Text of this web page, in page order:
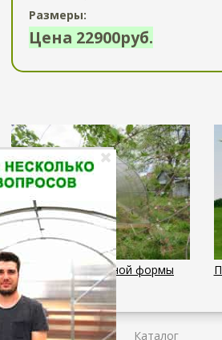
Размеры:
Цена 22900руб.
Теплицы каплевидной формы
Главная Каталог